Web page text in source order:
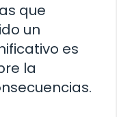
que
un
es
la